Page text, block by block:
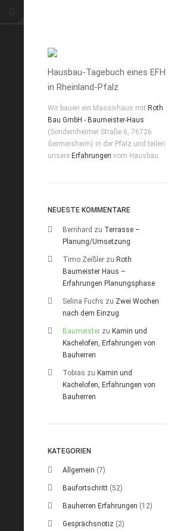
Hausbau-Tagebuch eines EFH
in Rheinland-Pfalz
Wir bauen ein Massivhaus mit Roth
Bau GmbH - Baumeister-Haus
(Sondernheimer Straße 6, 76726
Germersheim) in der Pfalz und teilen
unsere Erfahrungen vom Hausbau.
NEUESTE KOMMENTARE
Bernhard zu Terrasse –
Planung/Umsetzung
Timo Zeißler zu Roth
Baumeister Haus –
Erfahrungen Planungsphase
Selina Fuchs zu Zwei Wochen
nach dem Einzug
Baumeister zu Kamin und
Kachelofen, Erfahrungen von
Bauherren
Tobias zu Kamin und
Kachelofen, Erfahrungen von
Bauherren
KATEGORIEN
Allgemein (7)
Baufortschritt (52)
Bauherren Erfahrungen (12)
Gesprächsnotiz (2)